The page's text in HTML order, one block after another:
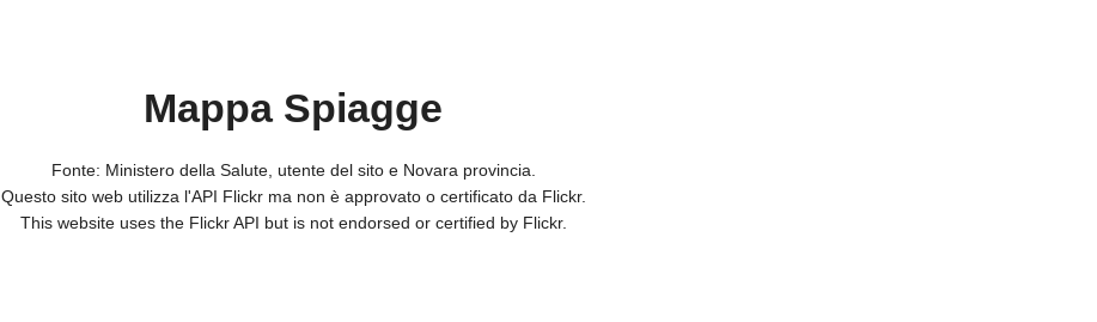
Mappa Spiagge
Fonte: Ministero della Salute, utente del sito e Novara provincia.
Questo sito web utilizza l'API Flickr ma non è approvato o certificato da Flickr.
This website uses the Flickr API but is not endorsed or certified by Flickr.